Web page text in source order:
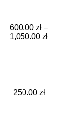
600.00 zł –
1,050.00 zł
250.00 zł